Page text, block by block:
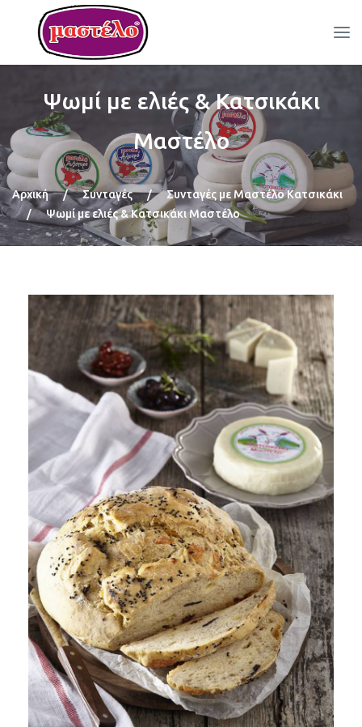
Ψωμί με ελιές & Κατσικάκι
Μαστέλο
Αρχική / Συνταγές /
Συνταγές με Μαστέλο Κατσικάκι
/
Ψωμί με ελιές & Κατσικάκι Μαστέλο